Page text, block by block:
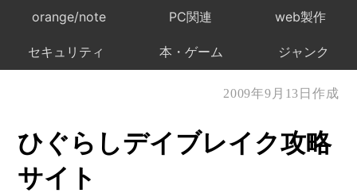
orange/note PC関連 web製作
セキュリティ 本・ゲーム ジャンク
2009年9月13日作成
ひぐらしデイブレイク攻略
サイト